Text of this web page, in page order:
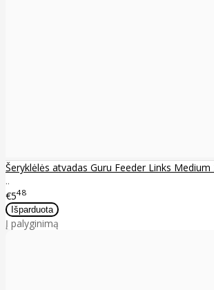
Šeryklėlės atvadas Guru Feeder Links Medium
..
€548
Į palyginimą